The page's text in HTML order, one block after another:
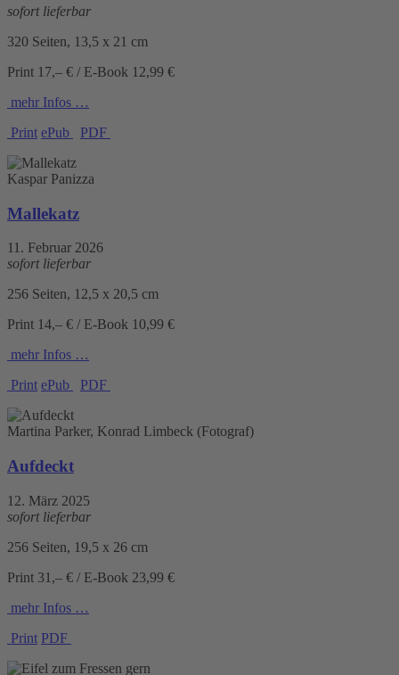
sofort lieferbar
320 Seiten, 13,5 x 21 cm
Print 17,– € / E-Book 12,99 €
mehr Infos …
Print ePub PDF
Kaspar Panizza
Mallekatz
11. Februar 2026
sofort lieferbar
256 Seiten, 12,5 x 20,5 cm
Print 14,– € / E-Book 10,99 €
mehr Infos …
Print ePub PDF
Martina Parker, Konrad Limbeck (Fotograf)
Aufdeckt
12. März 2025
sofort lieferbar
256 Seiten, 19,5 x 26 cm
Print 31,– € / E-Book 23,99 €
mehr Infos …
Print PDF